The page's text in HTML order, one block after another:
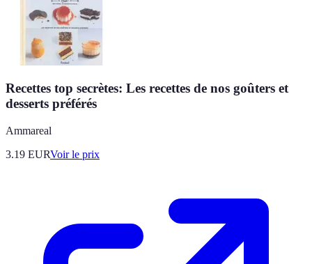
Recettes top secrètes: Les recettes de nos goûters et
desserts préférés
Ammareal
3.19 EURVoir le prix